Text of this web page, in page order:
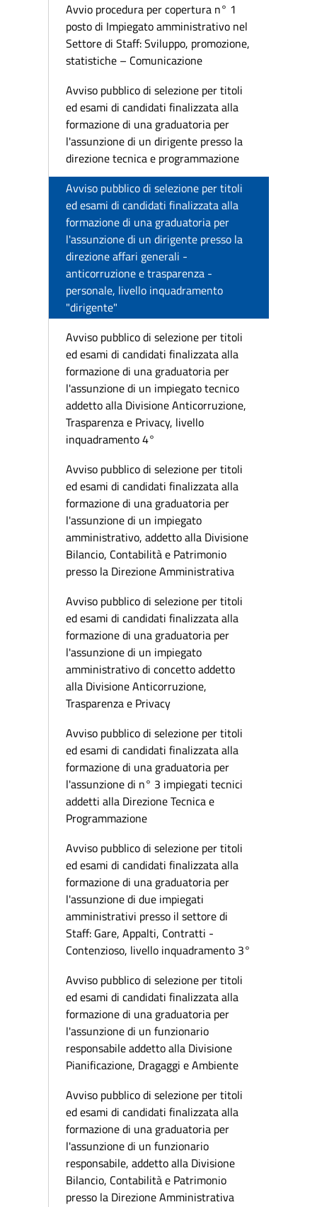
Avvio procedura per copertura n° 1
posto di Impiegato amministrativo nel
Settore di Staff: Sviluppo, promozione,
statistiche – Comunicazione
Avviso pubblico di selezione per titoli
ed esami di candidati finalizzata alla
formazione di una graduatoria per
l'assunzione di un dirigente presso la
direzione tecnica e programmazione
Avviso pubblico di selezione per titoli
ed esami di candidati finalizzata alla
formazione di una graduatoria per
l'assunzione di un dirigente presso la
direzione affari generali -
anticorruzione e trasparenza -
personale, livello inquadramento
"dirigente"
Avviso pubblico di selezione per titoli
ed esami di candidati finalizzata alla
formazione di una graduatoria per
l'assunzione di un impiegato tecnico
addetto alla Divisione Anticorruzione,
Trasparenza e Privacy, livello
inquadramento 4°
Avviso pubblico di selezione per titoli
ed esami di candidati finalizzata alla
formazione di una graduatoria per
l'assunzione di un impiegato
amministrativo, addetto alla Divisione
Bilancio, Contabilità e Patrimonio
presso la Direzione Amministrativa
Avviso pubblico di selezione per titoli
ed esami di candidati finalizzata alla
formazione di una graduatoria per
l'assunzione di un impiegato
amministrativo di concetto addetto
alla Divisione Anticorruzione,
Trasparenza e Privacy
Avviso pubblico di selezione per titoli
ed esami di candidati finalizzata alla
formazione di una graduatoria per
l'assunzione di n° 3 impiegati tecnici
addetti alla Direzione Tecnica e
Programmazione
Avviso pubblico di selezione per titoli
ed esami di candidati finalizzata alla
formazione di una graduatoria per
l'assunzione di due impiegati
amministrativi presso il settore di
Staff: Gare, Appalti, Contratti -
Contenzioso, livello inquadramento 3°
Avviso pubblico di selezione per titoli
ed esami di candidati finalizzata alla
formazione di una graduatoria per
l'assunzione di un funzionario
responsabile addetto alla Divisione
Pianificazione, Dragaggi e Ambiente
Avviso pubblico di selezione per titoli
ed esami di candidati finalizzata alla
formazione di una graduatoria per
l'assunzione di un funzionario
responsabile, addetto alla Divisione
Bilancio, Contabilità e Patrimonio
presso la Direzione Amministrativa